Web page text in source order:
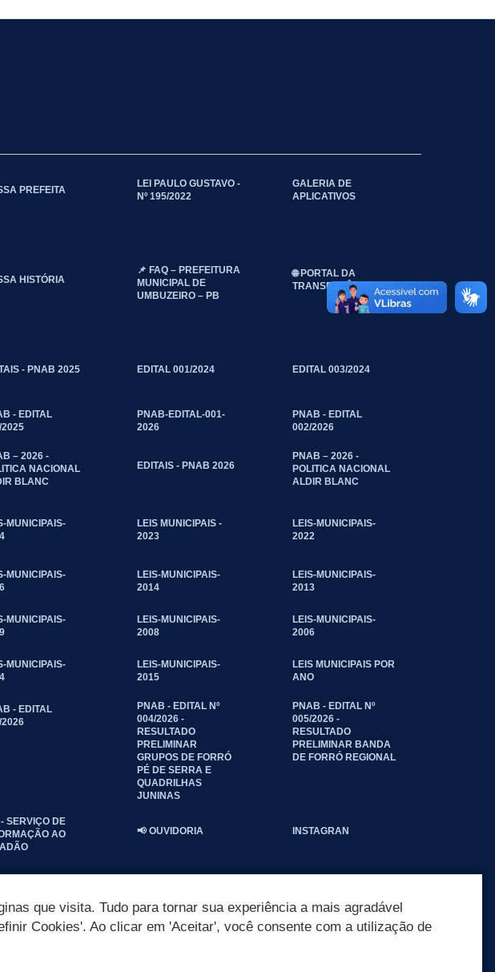
PREFEITA
LEI PAULO GUSTAVO -
Nº 195/2022
GALERIA DE
APLICATIVOS
HISTÓRIA
📌 FAQ – PREFEITURA
MUNICIPAL DE
UMBUZEIRO – PB
🌐 PORTAL DA
TRANSPARÊNCIA
- PNAB 2025 EDITAL 001/2024 EDITAL 003/2024
- EDITAL
2025
PNAB-EDITAL-001-
2026
PNAB - EDITAL
002/2026
– 2026 -
NACIONAL
BLANC
EDITAIS - PNAB 2026
PNAB – 2026 -
POLITICA NACIONAL
ALDIR BLANC
MUNICIPAIS-
LEIS MUNICIPAIS -
2023
LEIS-MUNICIPAIS-
2022
MUNICIPAIS-
LEIS-MUNICIPAIS-
2014
LEIS-MUNICIPAIS-
2013
MUNICIPAIS-
LEIS-MUNICIPAIS-
2008
LEIS-MUNICIPAIS-
2006
MUNICIPAIS-
LEIS-MUNICIPAIS-
2015
LEIS MUNICIPAIS POR
ANO
- EDITAL
2026
PNAB - EDITAL Nº
004/2026 -
RESULTADO
PRELIMINAR
GRUPOS DE FORRÓ
PÉ DE SERRA E
QUADRILHAS
JUNINAS
PNAB - EDITAL Nº
005/2026 -
RESULTADO
PRELIMINAR BANDA
DE FORRÓ REGIONAL
SERVIÇO DE
AO
📢 OUVIDORIA INSTAGRAN
que visita. Tudo para tornar sua experiência a mais agradável
Cookies'. Ao clicar em 'Aceitar', você consente com a utilização de